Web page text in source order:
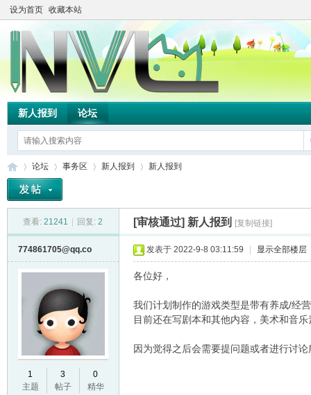
设为首页 收藏本站
新人报到 论坛
论坛
›
事务区
›
新人报到
›
新人报到
查看: 21241 回复: 2 [审核通过] 新人报到 [复制链接]
774861705@qq.co
1
主题
3
帖子
0
精华
发表于 2022-9-8 03:11:59 显示全部楼层
各位好，
我们计划制作的游戏类型是带有养成/经
目前还在写剧本和其他内容，美术和音
因为觉得之后会需要提问题或者进行讨